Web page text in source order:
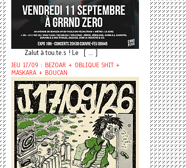
Zalut à tou.te.s ! Le [ ... ]
JEU 17/09 : BEZOAR + OBLIQUE SHIT +
MASKARA + BOUCAN